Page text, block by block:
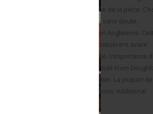
A noter une légère usure et patine de la pièce.
américaine en Europe. C’est, sans doute,
sa première pièce de militaria en Angleterre.
des objets, neufs de stocks, constituèrent avant
des États-Unis d’Amérique. L’importance
la première bible sur le sujet intitulé From
anglo-saxons du monde entier. La plupart
supplémentaires sur www.aiolfi.com. Additional